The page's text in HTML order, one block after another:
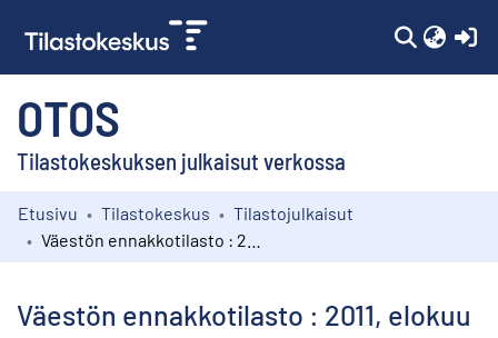
OTOS
Tilastokeskuksen julkaisut verkossa
Kokoelmat
Etusivu Tilastokeskus
Tilastojulkaisut
Väestön ennakkotilasto : 2011, elokuu